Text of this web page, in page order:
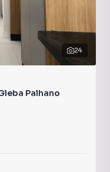
24
Palhano